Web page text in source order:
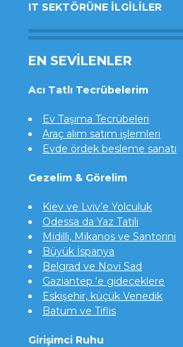
IT SEKTÖRÜNE İLGILILER
EN SEVILENLER
Acı Tatlı Tecrübelerim
Ev Taşıma Tecrübeleri
Araç alım satım işlemleri
Evde ördek besleme sanatı
Gezelim & Görelim
Kiev ve Lviv’e Yolculuk
Odessa da Yaz Tatili
Midilli, Mikanos ve Santorini
Büyük İspanya
Belgrad ve Novi Sad
Gaziantep ‘e gideceklere
Eskişehir, küçük Venedik
Batum ve Tiflis
Girişimci Ruhu